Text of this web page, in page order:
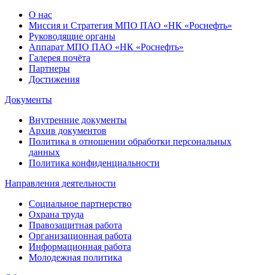
О нас
Миссия и Стратегия МПО ПАО «НК «Роснефть»
Руководящие органы
Аппарат МПО ПАО «НК «Роснефть»
Галерея почёта
Партнеры
Достижения
Документы
Внутренние документы
Архив документов
Политика в отношении обработки персональных
данных
Политика конфиденциальности
Направления деятельности
Социальное партнерство
Охрана труда
Правозащитная работа
Организационная работа
Информационная работа
Молодежная политика